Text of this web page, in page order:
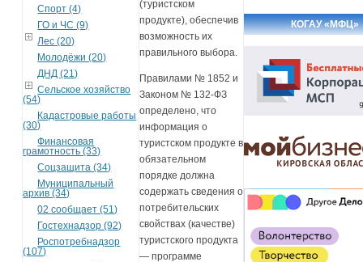
Спорт (4)
ГО и ЧС (9)
Лес (20)
Молодёжи (20)
ДНД (21)
Сельское хозяйство
(54)
Кадастровые работы
(30)
Финансовая
грамотность (33)
Соцзащита (34)
Муниципальный
архив (34)
02 сообщает (51)
Гостехнадзор (92)
Роспотребнадзор
(107)
(туристском
продукте), обеспечив
возможность их
правильного выбора.
Правилами № 1852 и
Законом № 132-ФЗ
определено, что
информация о
туристском продукте в
обязательном
порядке должна
содержать сведения о
потребительских
свойствах (качестве)
туристского продукта
— программе
КОГАУ «МФЦ»